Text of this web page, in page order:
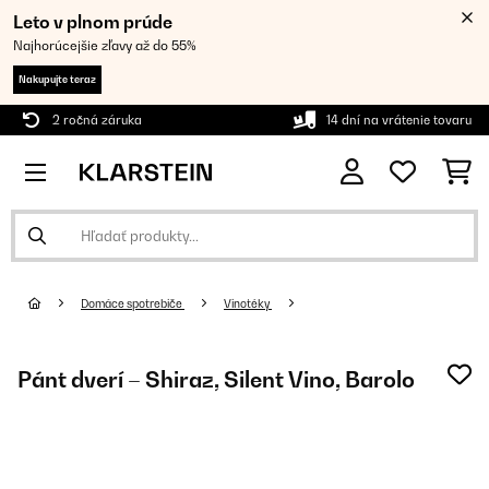
Leto v plnom prúde
Najhorúcejšie zľavy až do 55%
Nakupujte teraz
2 ročná záruka 14 dní na vrátenie tovaru
Domáce spotrebiče Vinotéky
Pánt dverí – Shiraz, Silent Vino, Barolo